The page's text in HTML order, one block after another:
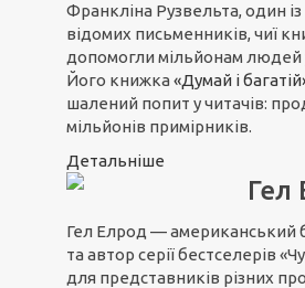
Франкліна Рузвельта, один
відомих письменників, чиї
допомогли мільйонам людей
Його книжка «Думай і
шалений попит у читачів:
мільйонів примірників.
Детальніше
Гел
Гел Елрод — американський
та автор серії бестселерів
для представників різних